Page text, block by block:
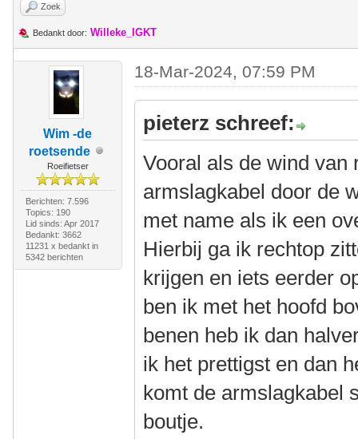
Zoek
Bedankt door: Willeke_IGKT
Wim -de
roetsende
Roeifietser
Berichten: 7.596
Topics: 190
Lid sinds: Apr 2017
Bedankt: 3662
11231 x bedankt in
5342 berichten
18-Mar-2024, 07:59 PM
pieterz schreef:
Vooral als de wind van
armslagkabel door de
met name als ik een
Hierbij ga ik rechtop
krijgen en iets eerder
ben ik met het hoofd
benen heb ik dan
ik het prettigst en dan
komt de armslagkabel
boutje.